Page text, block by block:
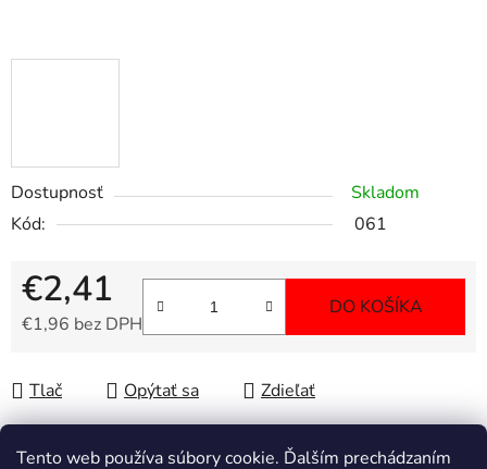
Tento web používa súbory cookie. Ďalším prechádzaním
Dostupnosť
Skladom
Kód:
061
€2,41
€1,96 bez DPH
DO KOŠÍKA
Tlač Opýtať sa Zdieľať